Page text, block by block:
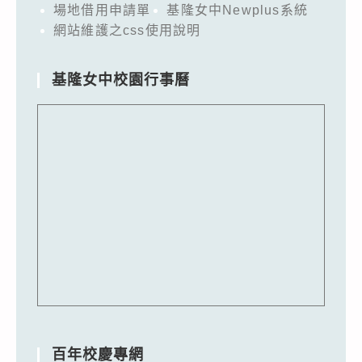
場地借用申請單
基隆女中Newplus系統
網站維護之css使用說明
基隆女中校園行事曆
百年校慶專網